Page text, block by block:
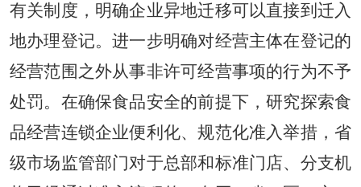
有关制度，明确企业异地迁移可以直接到迁入
地办理登记。进一步明确对经营主体在登记的
经营范围之外从事非许可经营事项的行为不予
处罚。在确保食品安全的前提下，研究探索食
品经营连锁企业便利化、规范化准入举措，省
级市场监管部门对于总部和标准门店、分支机